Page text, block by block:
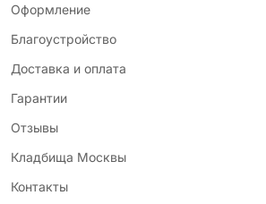
Оформление
Благоустройство
Доставка и оплата
Гарантии
Отзывы
Кладбища Москвы
Контакты